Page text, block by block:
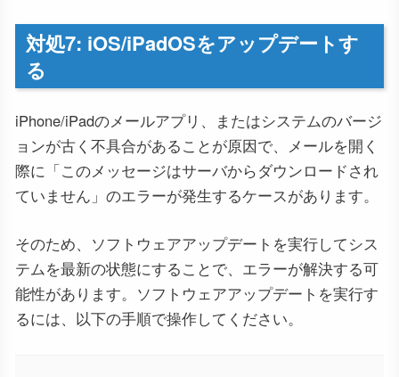
対処7: iOS/iPadOSをアップデートす
る
iPhone/iPadのメールアプリ、またはシステムのバージ
ョンが古く不具合があることが原因で、メールを開く
際に「このメッセージはサーバからダウンロードされ
ていません」のエラーが発生するケースがあります。
そのため、ソフトウェアアップデートを実行してシス
テムを最新の状態にすることで、エラーが解決する可
能性があります。ソフトウェアアップデートを実行す
るには、以下の手順で操作してください。